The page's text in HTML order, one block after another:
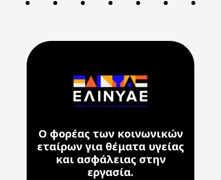
Ο φορέας των κοινωνικών
εταίρων για θέματα υγείας
και ασφάλειας στην
εργασία.